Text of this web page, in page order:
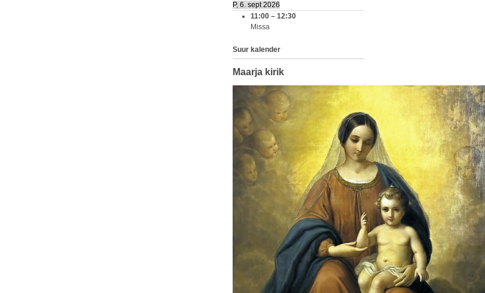
P, 6. sept 2026
11:00 – 12:30
Missa
Suur kalender
Maarja kirik